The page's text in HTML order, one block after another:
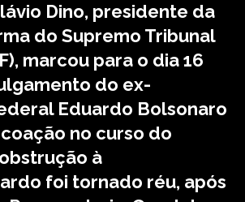
Dino, presidente da
do Supremo Tribunal
marcou para o dia 16
do ex-
Eduardo Bolsonaro
no curso do
à
foi tornado réu, após